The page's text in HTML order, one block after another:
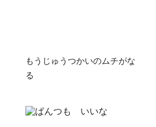
もうじゅうつかいのムチがな
る